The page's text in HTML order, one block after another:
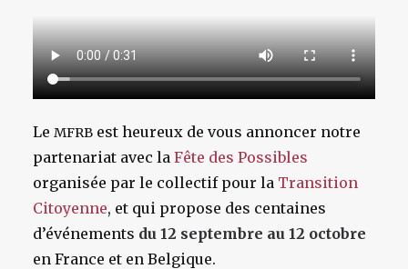
Le MFRB est heureux de vous annoncer notre
partenariat avec la Fête des Possibles
organisée par le collectif pour la Transition
Citoyenne, et qui propose des centaines
d’événements du 12 septembre au 12 octobre
en France et en Belgique.